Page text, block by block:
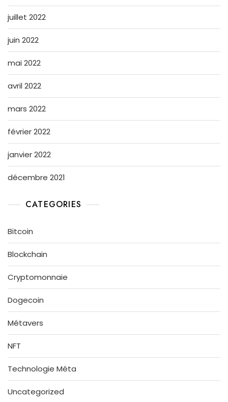
juillet 2022
juin 2022
mai 2022
avril 2022
mars 2022
février 2022
janvier 2022
décembre 2021
CATEGORIES
Bitcoin
Blockchain
Cryptomonnaie
Dogecoin
Métavers
NFT
Technologie Méta
Uncategorized